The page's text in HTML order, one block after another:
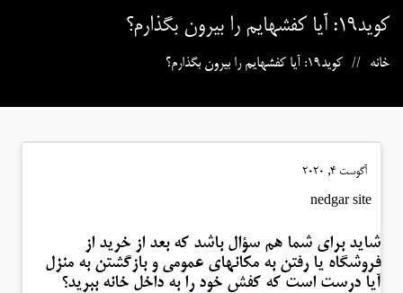
کوید۱۹: آیا کفشهایم را بیرون بگذارم؟
خانه کوید19: آیا کفشهایم را بیرون بگذارم؟
آگوست 4, 2020
nedgar site
شاید برای شما هم سؤال باشد که بعد از خرید از
فروشگاه یا رفتن به مکانهای عمومی و بازگشتن به منزل
آیا درست است که کفش خود را به داخل خانه ببرید؟